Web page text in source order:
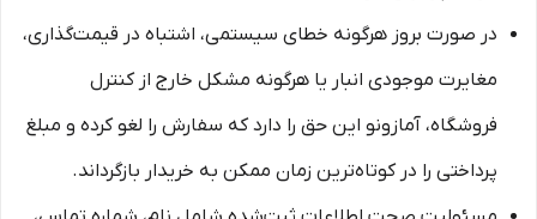
در صورت بروز هرگونه خطای سیستمی، اشتباه در قیمت‌گذاری،
مغایرت موجودی انبار یا هرگونه مشکل خارج از کنترل
فروشگاه، آمازونو این حق را دارد که سفارش را لغو کرده و مبلغ
پرداختی را در کوتاه‌ترین زمان ممکن به خریدار بازگرداند.